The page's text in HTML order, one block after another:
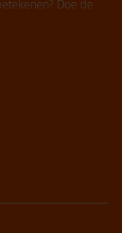
Doe de